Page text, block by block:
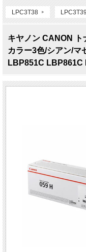
LPC3T38 LPC3T39
キヤノン CANON ト
カラー3色/シアン/マ
LBP851C LBP861C